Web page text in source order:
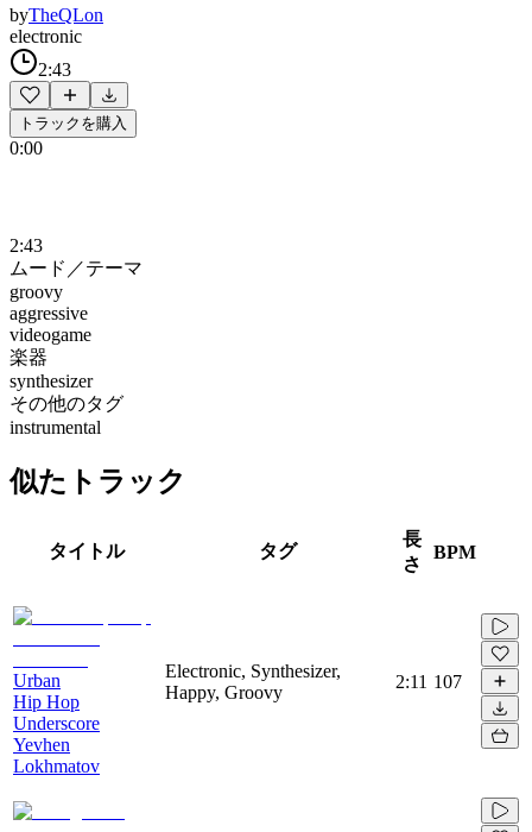
byTheQLon
electronic
2:43
トラックを購入
0:00
2:43
ムード／テーマ
groovy
aggressive
videogame
楽器
synthesizer
その他のタグ
instrumental
似たトラック
タイトル タグ
長
さ
BPM
Urban
Hip Hop
Underscore
Yevhen
Lokhmatov
Electronic, Synthesizer,
Happy, Groovy
2:11 107